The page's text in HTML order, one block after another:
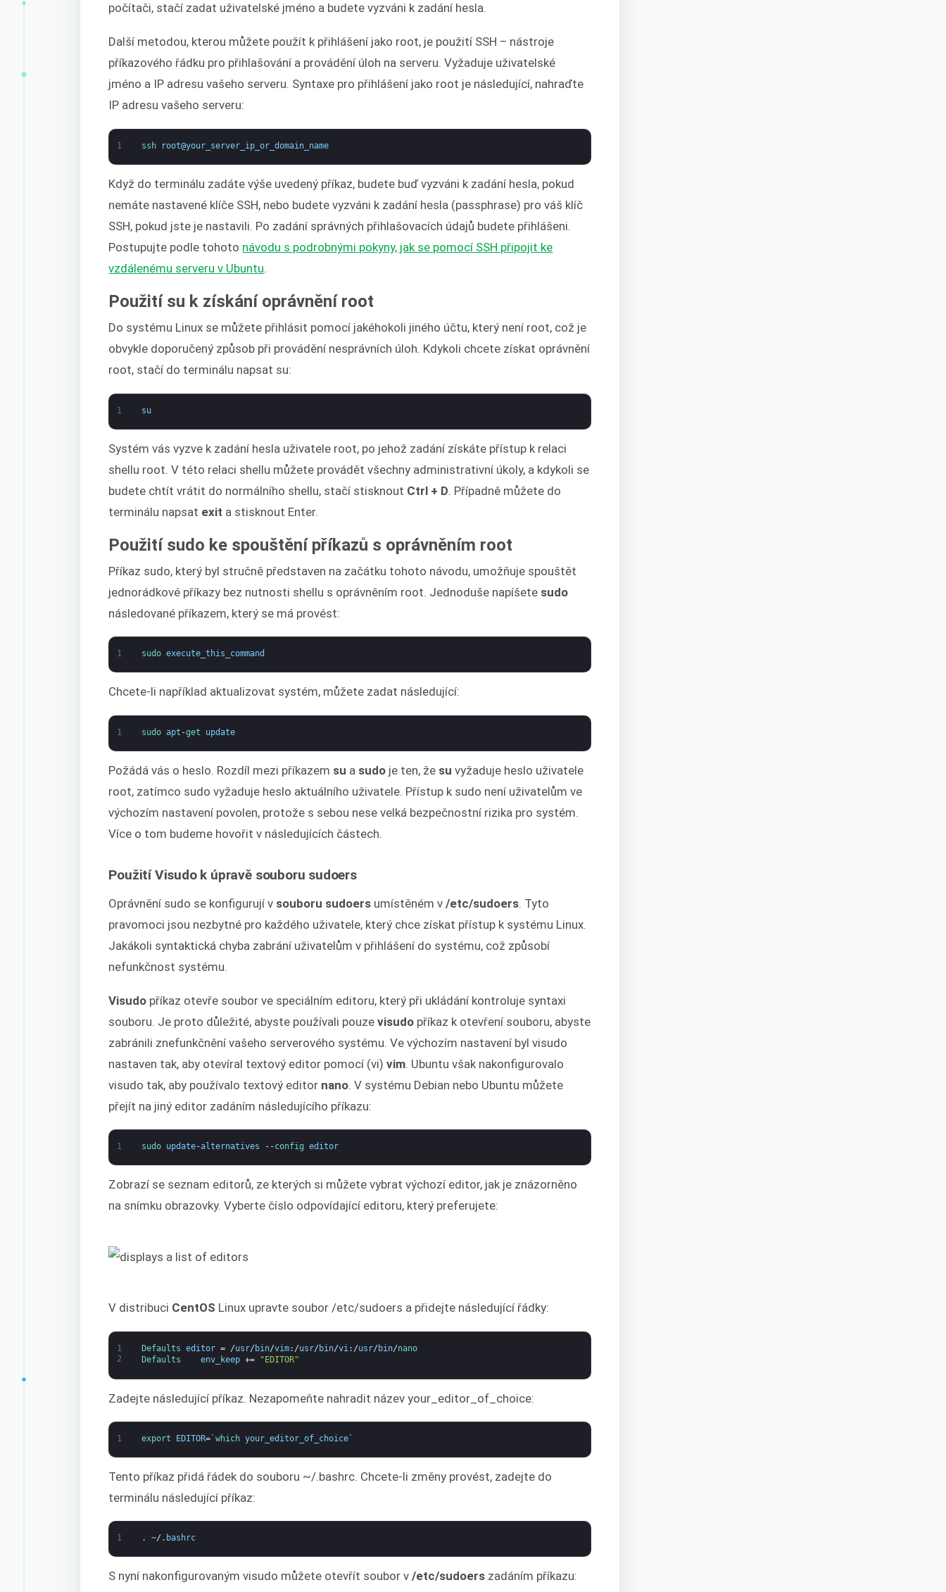
počítači, stačí zadat uživatelské jméno a budete vyzváni k zadání hesla.
Další metodou, kterou můžete použít k přihlášení jako root, je použití SSH – nástroje
příkazového řádku pro přihlašování a provádění úloh na serveru. Vyžaduje uživatelské
jméno a IP adresu vašeho serveru. Syntaxe pro přihlášení jako root je následující, nahraďte
IP adresu vašeho serveru:
1 ssh root@your_server_ip_or_domain_name
Když do terminálu zadáte výše uvedený příkaz, budete buď vyzváni k zadání hesla, pokud
nemáte nastavené klíče SSH, nebo budete vyzváni k zadání hesla (passphrase) pro váš klíč
SSH, pokud jste je nastavili. Po zadání správných přihlašovacích údajů budete přihlášeni.
Postupujte podle tohoto návodu s podrobnými pokyny, jak se pomocí SSH připojit ke
vzdálenému serveru v Ubuntu
Použití su k získání oprávnění root
Do systému Linux se můžete přihlásit pomocí jakéhokoli jiného účtu, který není root, což je
obvykle doporučený způsob při provádění nesprávních úloh. Kdykoli chcete získat oprávnění
root, stačí do terminálu napsat su:
1 su
Systém vás vyzve k zadání hesla uživatele root, po jehož zadání získáte přístup k relaci
shellu root. V této relaci shellu můžete provádět všechny administrativní úkoly, a kdykoli se
budete chtít vrátit do normálního shellu, stačí stisknout Ctrl + D . Případně můžete do
terminálu napsat exit a stisknout Enter.
Použití sudo ke spouštění příkazů s oprávněním root
Příkaz sudo, který byl stručně představen na začátku tohoto návodu, umožňuje spouštět
jednorádkové příkazy bez nutnosti shellu s oprávněním root. Jednoduše napíšete sudo
následované příkazem, který se má provést:
1 sudo execute_this_command
Chcete-li například aktualizovat systém, můžete zadat následující:
1 sudo apt -get update
Požádá vás o heslo. Rozdíl mezi příkazem su a sudo je ten, že su vyžaduje heslo uživatele
root, zatímco sudo vyžaduje heslo aktuálního uživatele. Přístup k sudo není uživatelům ve
výchozím nastavení povolen, protože s sebou nese velká bezpečnostní rizika pro systém.
Více o tom budeme hovořit v následujících částech.
Použití Visudo k úpravě souboru sudoers
Oprávnění sudo se konfigurují v souboru sudoers umístěném v/etc/sudoers . Tyto
pravomoci jsou nezbytné pro každého uživatele, který chce získat přístup k systému Linux.
Jakákoli syntaktická chyba zabrání uživatelům v přihlášení do systému, což způsobí
nefunkčnost systému.
Visudo příkaz otevře soubor ve speciálním editoru, který při ukládání kontroluje syntaxi
souboru. Je proto důležité, abyste používali pouzevisudo příkaz k otevření souboru, abyste
zabránili znefunkčnění vašeho serverového systému. Ve výchozím nastavení byl visudo
nastaven tak, aby otevíral textový editor pomocí (vi)vim . Ubuntu však nakonfigurovalo
visudo tak, aby používalo textový editor nano . V systému Debian nebo Ubuntu můžete
přejít na jiný editor zadáním následujícího příkazu:
1 sudo update-alternatives --config editor
Zobrazí se seznam editorů, ze kterých si můžete vybrat výchozí editor, jak je znázorněno
na snímku obrazovky. Vyberte číslo odpovídající editoru, který preferujete:
V distribuci CentOS Linux upravte soubor /etc/sudoers a přidejte následující řádky:
1
2
Defaults editor = /usr/ bin/vim: /usr/ bin/vi : /usr/ bin/nano
Defaults env_keep += "EDITOR"
Zadejte následující příkaz. Nezapomeňte nahradit název your_editor_of_choice:
1 export EDITOR=`which your_editor_of_choice`
Tento příkaz přidá řádek do souboru ~/.bashrc. Chcete-li změny provést, zadejte do
terminálu následující příkaz:
1 . ~/ . bashrc
S nyní nakonfigurovaným visudo můžete otevřít soubor v/etc/sudoers zadáním příkazu: